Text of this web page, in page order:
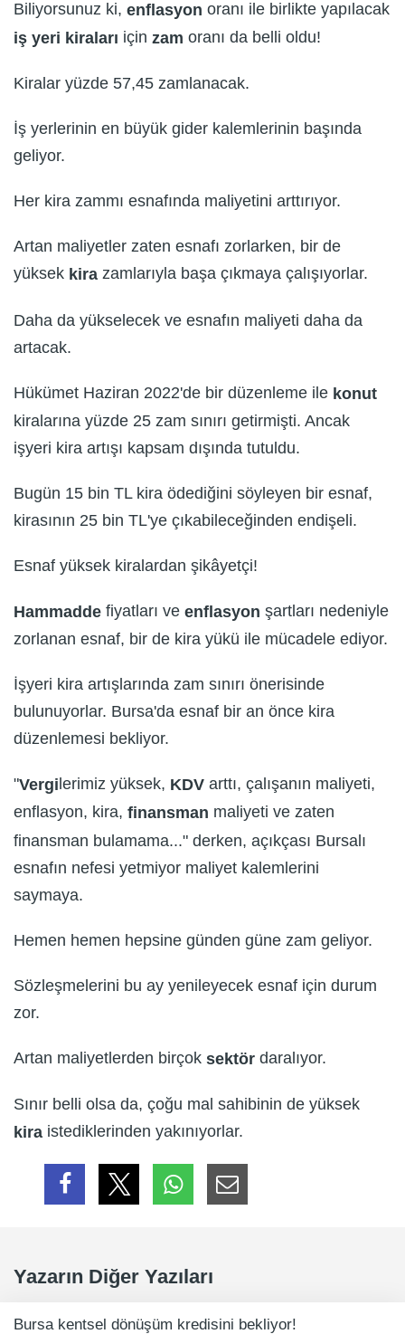
Biliyorsunuz ki, enflasyon oranı ile birlikte yapılacak
iş yeri kiraları için zam oranı da belli oldu!
Kiralar yüzde 57,45 zamlanacak.
İş yerlerinin en büyük gider kalemlerinin başında
geliyor.
Her kira zammı esnafında maliyetini arttırıyor.
Artan maliyetler zaten esnafı zorlarken, bir de
yüksek kira zamlarıyla başa çıkmaya çalışıyorlar.
Daha da yükselecek ve esnafın maliyeti daha da
artacak.
Hükümet Haziran 2022'de bir düzenleme ile konut
kiralarına yüzde 25 zam sınırı getirmişti. Ancak
işyeri kira artışı kapsam dışında tutuldu.
Bugün 15 bin TL kira ödediğini söyleyen bir esnaf,
kirasının 25 bin TL'ye çıkabileceğinden endişeli.
Esnaf yüksek kiralardan şikâyetçi!
Hammadde fiyatları ve enflasyon şartları nedeniyle
zorlanan esnaf, bir de kira yükü ile mücadele ediyor.
İşyeri kira artışlarında zam sınırı önerisinde
bulunuyorlar. Bursa'da esnaf bir an önce kira
düzenlemesi bekliyor.
"Vergi lerimiz yüksek, KDV arttı, çalışanın maliyeti,
enflasyon, kira, finansman maliyeti ve zaten
finansman bulamama..." derken, açıkçası Bursalı
esnafın nefesi yetmiyor maliyet kalemlerini
saymaya.
Hemen hemen hepsine günden güne zam geliyor.
Sözleşmelerini bu ay yenileyecek esnaf için durum
zor.
Artan maliyetlerden birçok sektör daralıyor.
Sınır belli olsa da, çoğu mal sahibinin de yüksek
kira istediklerinden yakınıyorlar.
Yazarın Diğer Yazıları
Bursa kentsel dönüşüm kredisini bekliyor!